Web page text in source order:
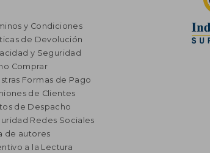
y Condiciones
de Devolución
y Seguridad
Comprar
Formas de Pago
de Clientes
de Despacho
Redes Sociales
de autores
a la Lectura